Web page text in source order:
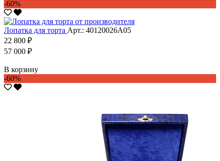
-60%
Лопатка для торта Арт.: 40120026А05
22 800 ₽
57 000 ₽
В корзину
-60%